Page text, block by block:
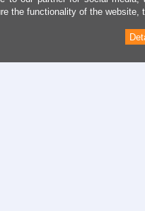
the functionality of the website,